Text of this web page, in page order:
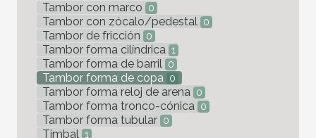
Tambor con marco 0
Tambor con zócalo/pedestal 0
Tambor de fricción 0
Tambor forma cilíndrica 1
Tambor forma de barril 0
Tambor forma de copa 0
Tambor forma reloj de arena 0
Tambor forma tronco-cónica 0
Tambor forma tubular 0
Timbal 1